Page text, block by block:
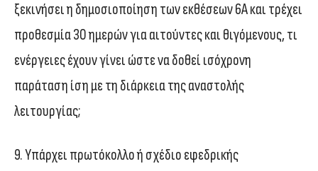
ξεκινήσει η δημοσιοποίηση των εκθέσεων 6Α και τρέχει
προθεσμία 30 ημερών για αιτούντες και θιγόμενους, τι
ενέργειες έχουν γίνει ώστε να δοθεί ισόχρονη
παράταση ίση με τη διάρκεια της αναστολής
λειτουργίας;
9. Υπάρχει πρωτόκολλο ή σχέδιο εφεδρικής